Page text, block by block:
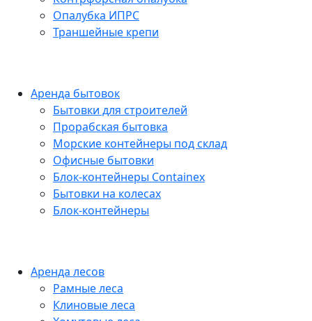
Опалубка ИПРС
Траншейные крепи
Аренда бытовок
Бытовки для строителей
Прорабская бытовка
Морские контейнеры под склад
Офисные бытовки
Блок-контейнеры Containex
Бытовки на колесах
Блок-контейнеры
Аренда лесов
Рамные леса
Клиновые леса